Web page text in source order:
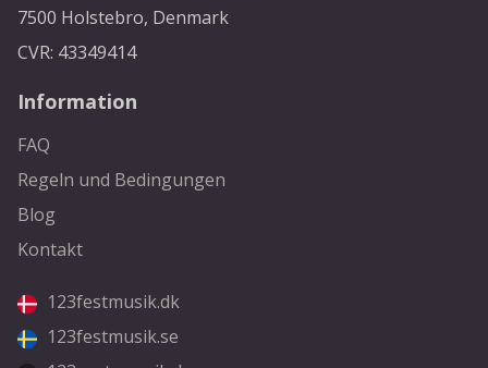
7500 Holstebro, Denmark
CVR: 43349414
Information
FAQ
Regeln und Bedingungen
Blog
Kontakt
123festmusik.dk
123festmusik.se